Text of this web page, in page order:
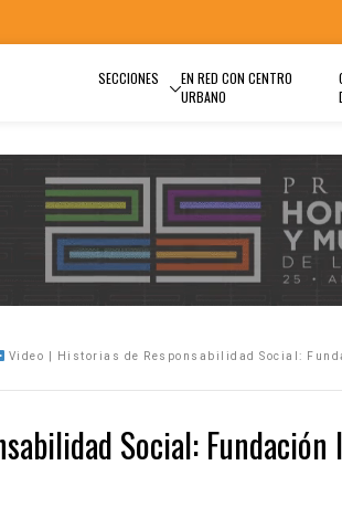
SECCIONES
EN RED CON CENTRO
URBANO
Video | Historias de Responsabilidad Social:
Social: